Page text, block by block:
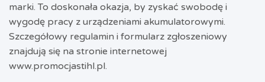
marki. To doskonała okazja, by zyskać swobodę i
wygodę pracy z urządzeniami akumulatorowymi.
Szczegółowy regulamin i formularz zgłoszeniowy
znajdują się na stronie internetowej
www.promocjastihl.pl.